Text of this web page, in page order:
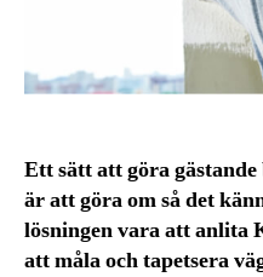
Ett sätt att göra
är att göra om så det
lösningen vara att anlita
att måla och tapetsera